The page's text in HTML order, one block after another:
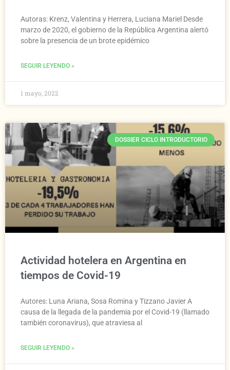
Autoras: Krenz, Valentina y Herrera, Luciana Mariel Desde
marzo de 2020, el gobierno de la República Argentina alertó
sobre la presencia de un brote epidémico
SEGUIR LEYENDO »
1 mayo, 2022
DOSSIER CICLO INTRODUCTORIO
Actividad hotelera en Argentina en
tiempos de Covid-19
Autores: Luna Ariana, Sosa Romina y Tizzano Javier A
causa de la llegada de la pandemia por el Covid-19 (llamado
también coronavirus), que atraviesa al
SEGUIR LEYENDO »